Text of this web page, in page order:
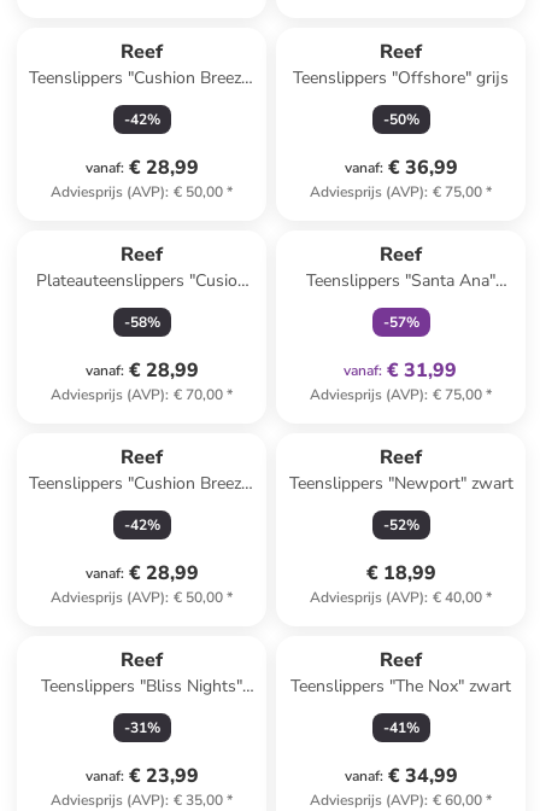
Reef
Teenslippers "Cushion Breeze"
wit/beige
-42%
vanaf: € 28,99
Adviesprijs (AVP): € 50,00*
Reef
Teenslippers "Offshore" grijs
-50%
vanaf: € 36,99
Adviesprijs (AVP): € 75,00*
Reef
Plateauteenslippers "Cusion
Cloud" wit/lichtbruin
-58%
vanaf: € 28,99
Adviesprijs (AVP): € 70,00*
Reef
Teenslippers "Santa Ana"
oranje/beige
-57%
vanaf: € 31,99
Adviesprijs (AVP): € 75,00*
Reef
Teenslippers "Cushion Breeze"
beige
-42%
vanaf: € 28,99
Adviesprijs (AVP): € 50,00*
Reef
Teenslippers "Newport" zwart
-52%
€ 18,99
Adviesprijs (AVP): € 40,00*
Reef
Teenslippers "Bliss Nights"
lichtbruin
-31%
vanaf: € 23,99
Adviesprijs (AVP): € 35,00*
Reef
Teenslippers "The Nox" zwart
-41%
vanaf: € 34,99
Adviesprijs (AVP): € 60,00*